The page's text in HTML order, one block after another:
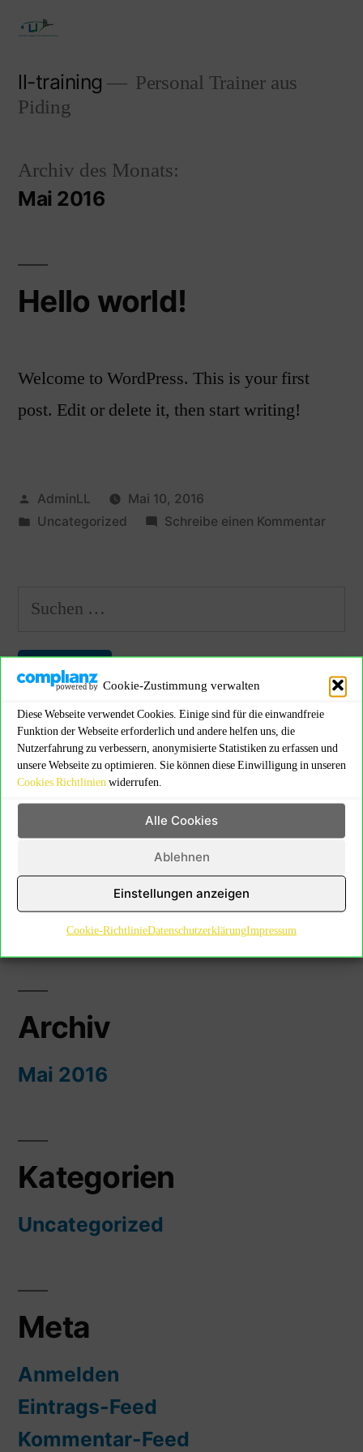
Cookie-Zustimmung verwalten
Diese Webseite verwendet Cookies. Einige sind für die einwandfreie
Funktion der Webseite erforderlich und andere helfen uns, die
Nutzerfahrung zu verbessern, anonymisierte Statistiken zu erfassen und
unsere Webseite zu optimieren. Sie können diese Einwilligung in unseren
Cookies Richtlinien widerrufen.
Alle Cookies
Ablehnen
Einstellungen anzeigen
Cookie-RichtlinieDatenschutzerklärungImpressum
ll-training
Personal Trainer aus
Piding
Archiv des Monats:
Mai 2016
Hello world!
Welcome to WordPress. This is your first
post. Edit or delete it, then start writing!
AdminLL
Mai 10, 2016
Uncategorized
Schreibe einen Kommentar
Neueste Beiträge
Neueste Kommentare
Archiv
Mai 2016
Kategorien
Uncategorized
Meta
Anmelden
Eintrags-Feed
Kommentar-Feed